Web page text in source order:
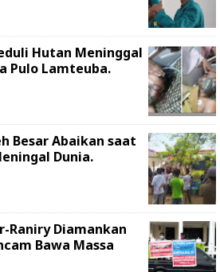
Hutan Meninggal
Pulo Lamteuba.
Besar Abaikan saat
Dunia.
Raniry Diamankan
Bawa Massa